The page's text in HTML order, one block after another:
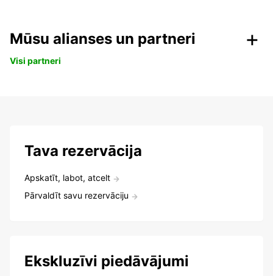
Mūsu alianses un partneri
Visi partneri
Tava rezervācija
Apskatīt, labot, atcelt
Pārvaldīt savu rezervāciju
Ekskluzīvi piedāvājumi